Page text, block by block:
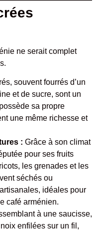
ne serait complet
souvent fourrés d’un
et de sucre, sont un
sa propre
une même richesse et
: Grâce à son climat
pour ses fruits
les grenades et les
séchés ou
idéales pour
café arménien.
à une saucisse,
enfilées sur un fil,